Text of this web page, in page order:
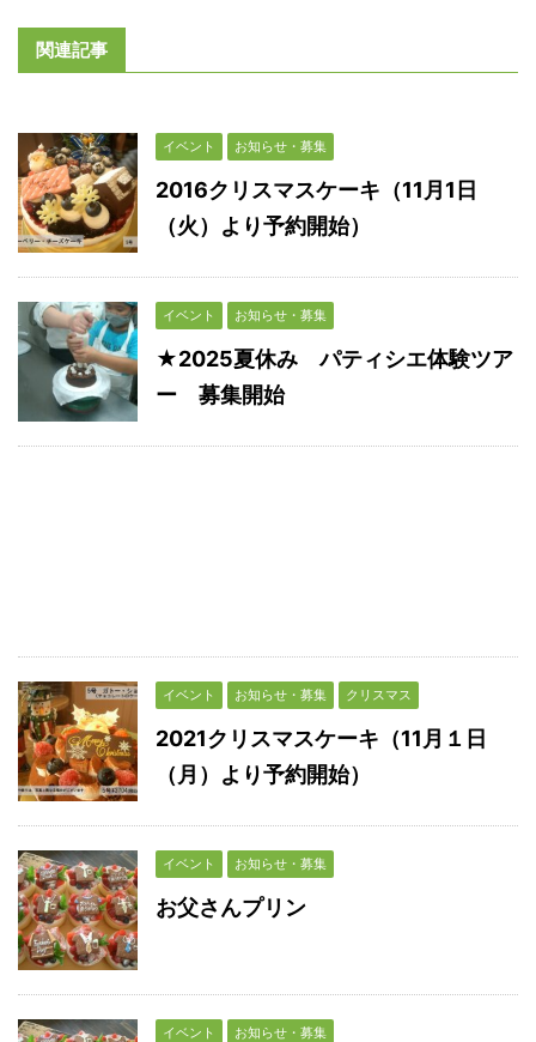
関連記事
イベント お知らせ・募集
2016クリスマスケーキ（11月1日
（火）より予約開始）
イベント お知らせ・募集
★2025夏休み パティシエ体験ツア
ー 募集開始
イベント お知らせ・募集 クリスマス
2021クリスマスケーキ（11月１日
（月）より予約開始）
イベント お知らせ・募集
お父さんプリン
イベント お知らせ・募集